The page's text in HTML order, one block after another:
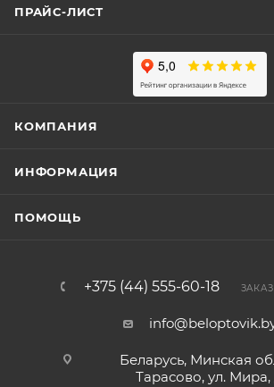
ПРАЙС-ЛИСТ
КОМПАНИЯ
ИНФОРМАЦИЯ
ПОМОЩЬ
+375 (44) 555-60-18
Беларусь, Минская
Тарасово, ул. Мира,